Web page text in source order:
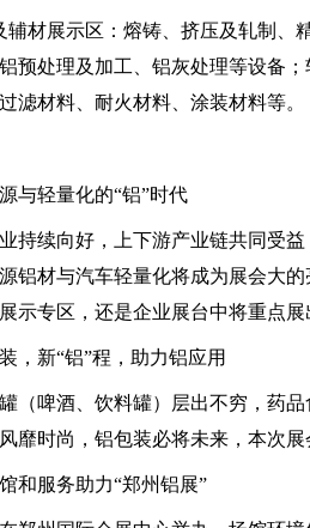
展示区：熔铸、挤压及轧制、
预处理及加工、铝灰处理等设备
滤材料、耐火材料、涂装材料等。
轻量化的“铝”时代
续向好，上下游产业链共同受益
铝材与汽车轻量化将成为展会大
示专区，还是企业展台中将重点
“铝”程，助力铝应用
啤酒、饮料罐）层出不穷，药品
靡时尚，铝包装必将未来，本次
服务助力“郑州铝展”